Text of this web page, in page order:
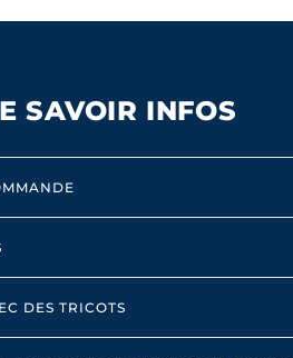
SAVOIR INFOS
DES TRICOTS